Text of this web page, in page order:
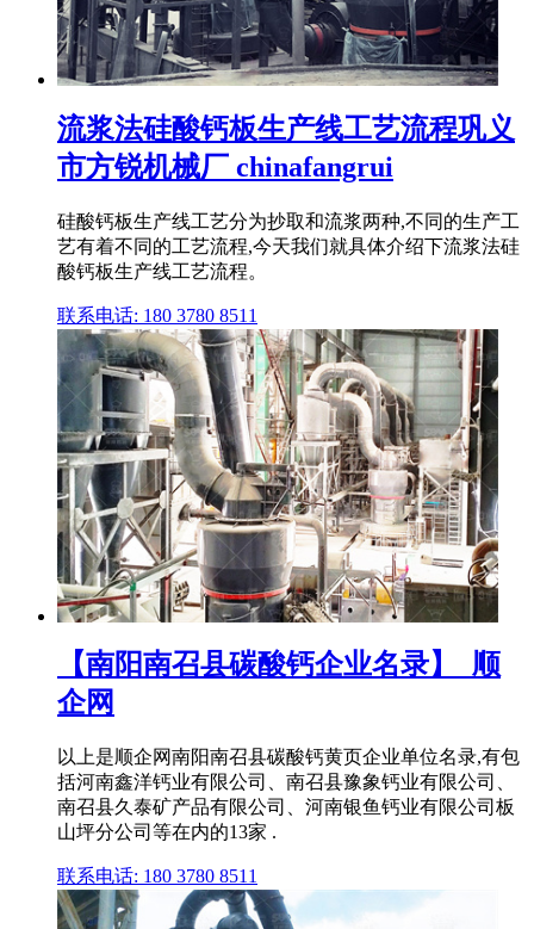
流浆法硅酸钙板生产线工艺流程巩义
市方锐机械厂 chinafangrui
硅酸钙板生产线工艺分为抄取和流浆两种,不同的生产工
艺有着不同的工艺流程,今天我们就具体介绍下流浆法硅
酸钙板生产线工艺流程。
联系电话: 180 3780 8511
【南阳南召县碳酸钙企业名录】_顺
企网
以上是顺企网南阳南召县碳酸钙黄页企业单位名录,有包
括河南鑫洋钙业有限公司、南召县豫象钙业有限公司、
南召县久泰矿产品有限公司、河南银鱼钙业有限公司板
山坪分公司等在内的13家 .
联系电话: 180 3780 8511